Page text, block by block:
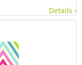
Details ›